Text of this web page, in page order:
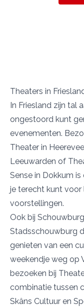
Theaters in
In Friesland zijn tal
ongestoord kunt
evenementen.
Theater in
Leeuwarden of
Sense in Dokkum
je terecht kunt voor
voorstellingen.
Ook bij
Stadsschouwburg
genieten van een
weekendje weg op
bezoeken bij
combinatie tussen
Skâns Cultuur en